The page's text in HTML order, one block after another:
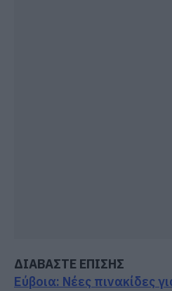
ΔΙΑΒΑΣΤΕ ΕΠΙΣΗΣ
Εύβοια: Νέες πινακίδες